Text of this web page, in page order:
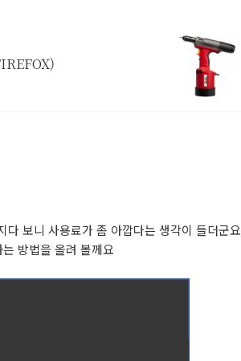
보니 사용료가 좀 아깝다는 생각이 들더군요
방법을 올려 볼께요